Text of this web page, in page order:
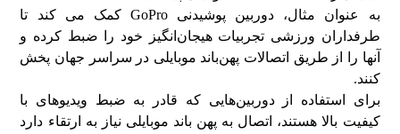
به عنوان مثال، دوربین پوشیدنی GoPro کمک می کند تا
طرفداران ورزشی تجربیات هیجان‌انگیز خود را ضبط کرده و
آنها را از طریق اتصالات پهن‌باند موبایلی در سراسر جهان پخش
کنند.
برای استفاده از دوربین‌هایی که قادر به ضبط ویدیوهای با
کیفیت بالا هستند، اتصال به پهن باند موبایلی نیاز به ارتقاء دارد